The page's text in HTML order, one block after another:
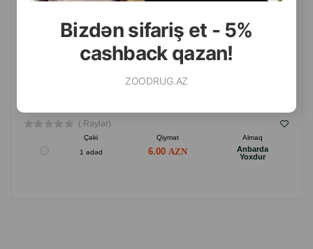
Bizdən sifariş et - 5%
cashback qazan!
ZOODRUG.AZ
( Rəylər)
Çəki Qiymət
Almaq
1 ədəd
6.00
Anbarda
Yoxdur